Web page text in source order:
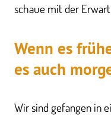
schaue mit der
Wenn es
es auch
Wir sind gefangen in